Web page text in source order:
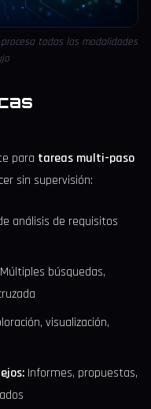
todas las modalidades
para tareas multi-paso
sin supervisión:
análisis de requisitos
Múltiples búsquedas,
visualización,
Informes, propuestas,